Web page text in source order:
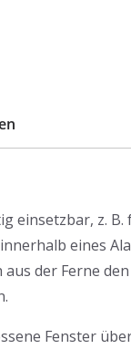
einsetzbar, z. B.
eines
der Ferne
Fenster